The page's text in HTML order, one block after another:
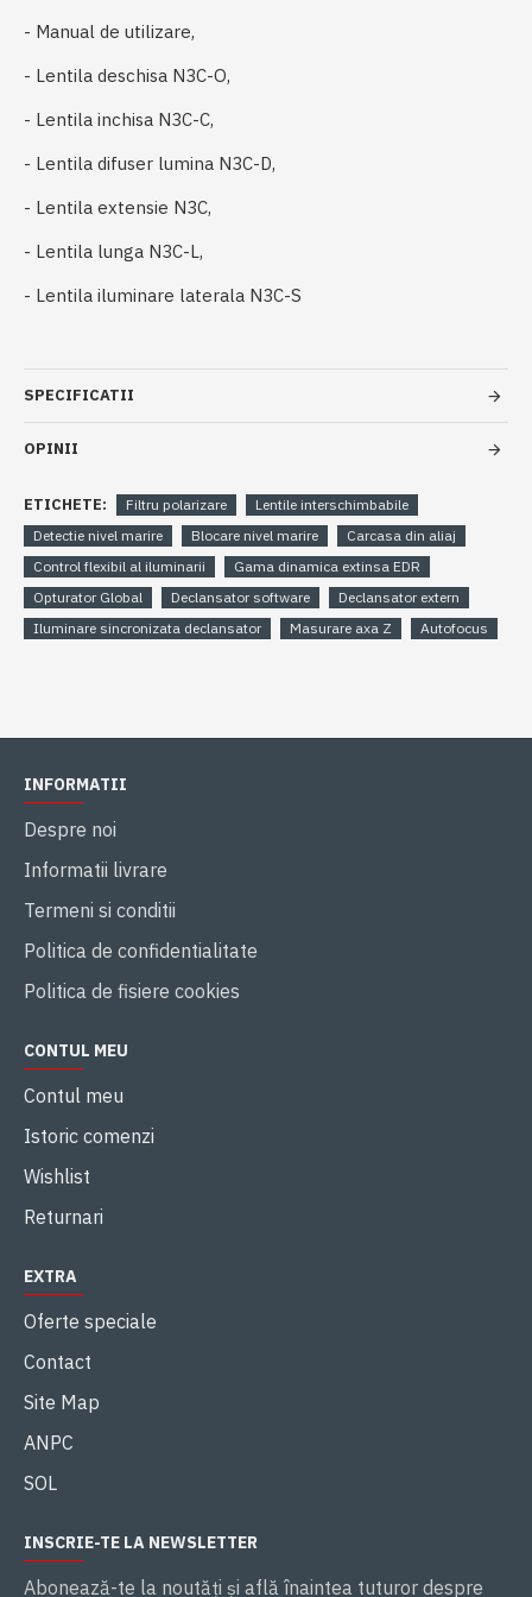
- Manual de utilizare,
- Lentila deschisa N3C-O,
- Lentila inchisa N3C-C,
- Lentila difuser lumina N3C-D,
- Lentila extensie N3C,
- Lentila lunga N3C-L,
- Lentila iluminare laterala N3C-S
SPECIFICATII
OPINII
ETICHETE: Filtru polarizare
Lentile interschimbabile
Detectie nivel marire
Blocare nivel marire
Carcasa din aliaj
Control flexibil al iluminarii
Gama dinamica extinsa EDR
Opturator Global
Declansator software
Declansator extern
Iluminare sincronizata declansator
Masurare axa Z Autofocus
INFORMATII
Despre noi
Informatii livrare
Termeni si conditii
Politica de confidentialitate
Politica de fisiere cookies
CONTUL MEU
Contul meu
Istoric comenzi
Wishlist
Returnari
EXTRA
Oferte speciale
Contact
Site Map
ANPC
SOL
INSCRIE-TE LA NEWSLETTER
Abonează-te la noutăţi și află înaintea tuturor despre